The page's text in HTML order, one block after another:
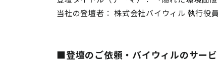
当社の登壇者： 株式会社バイウィル 執行役
■登壇のご依頼・バイウィルのサー